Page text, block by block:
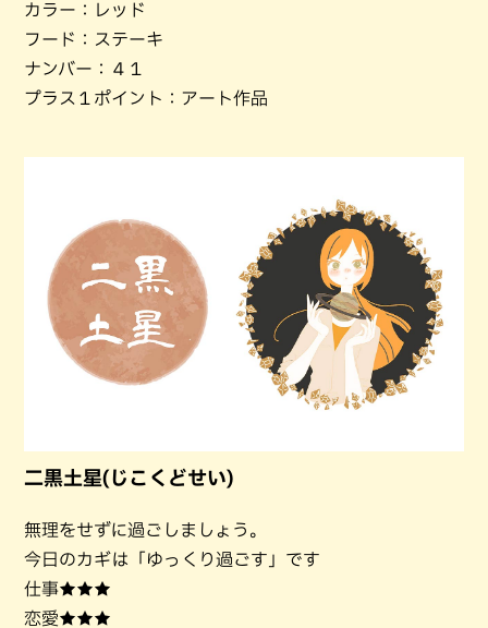
カラー：レッド
フード：ステーキ
ナンバー：４１
プラス１ポイント：アート作品
二黒土星(じこくどせい)
無理をせずに過ごしましょう。
今日のカギは「ゆっくり過ごす」です
仕事★★★
恋愛★★★